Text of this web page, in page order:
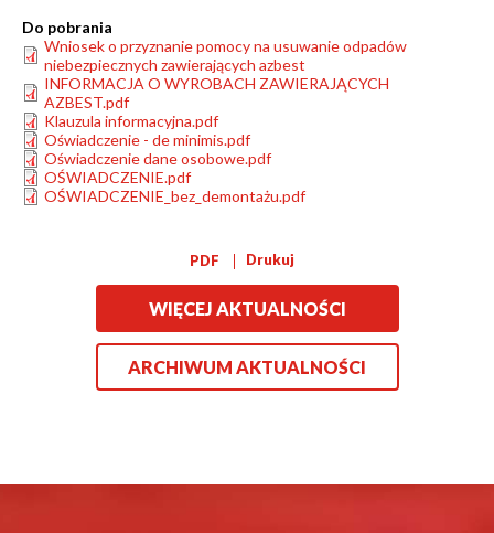
Do pobrania
Wniosek o przyznanie pomocy na usuwanie odpadów
niebezpiecznych zawierających azbest
INFORMACJA O WYROBACH ZAWIERAJĄCYCH
AZBEST.pdf
Klauzula informacyjna.pdf
Oświadczenie - de minimis.pdf
Oświadczenie dane osobowe.pdf
OŚWIADCZENIE.pdf
OŚWIADCZENIE_bez_demontażu.pdf
PDF Drukuj
WIĘCEJ AKTUALNOŚCI
ARCHIWUM AKTUALNOŚCI